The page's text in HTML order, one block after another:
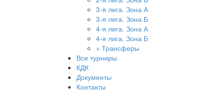
3-я лига. Зона А
3-я лига. Зона Б
4-я лига. Зона А
4-я лига. Зона Б
+ Трансферы
Все турниры
КДК
Документы
Контакты